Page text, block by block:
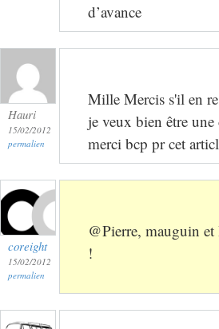
d’avance
Hauri
15/02/2012
permalien
Mille Mercis s'il en
je veux bien être
merci bcp pr cet
coreight
15/02/2012
permalien
@Pierre, mauguin
!